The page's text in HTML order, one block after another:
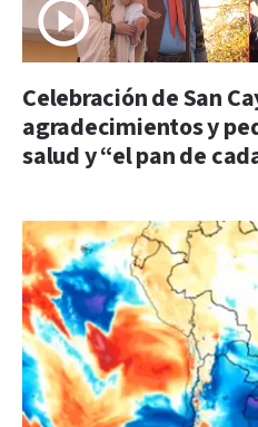
Celebración de San
agradecimientos y
salud y “el pan de